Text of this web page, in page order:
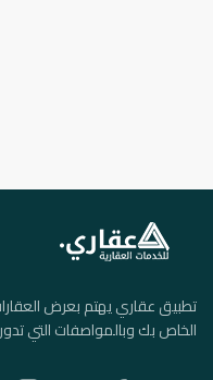
تطبيق عقاري يهتم بعرض
الخاص بك وبالمواصفات التي